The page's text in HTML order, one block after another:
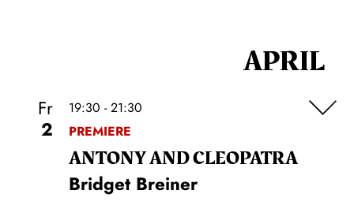
APRIL
Fr
2
19:30 - 21:30
PREMIERE
ANTONY AND CLEOPATRA
Bridget Breiner